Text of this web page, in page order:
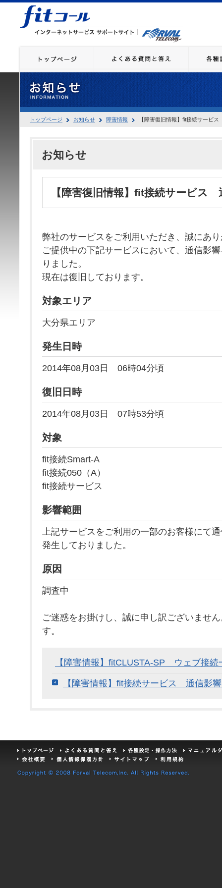
トップページ お知らせ 障害情報 【障害復旧情報】fit接続サービ
お知らせ
【障害復旧情報】fit接続サービス
弊社のサービスをご利用いただき、誠にあ
ご提供中の下記サービスにおいて、通信影
りました。
現在は復旧しております。
対象エリア
大分県エリア
発生日時
2014年08月03日 06時04分頃
復旧日時
2014年08月03日 07時53分頃
対象
fit接続Smart-A
fit接続050（A）
fit接続サービス
影響範囲
上記サービスをご利用の一部のお客様にて
発生しておりました。
原因
調査中
ご迷惑をお掛けし、誠に申し訳ございませ
す。
【障害情報】fitCLUSTA-SP ウェブ接続
【障害情報】fit接続サービス 通信影